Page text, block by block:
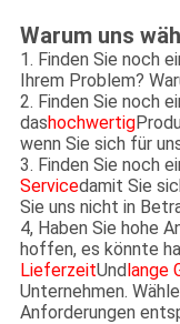
Warum uns
1. Finden Sie noch
Ihrem Problem?
2. Finden Sie noch
dashochwertig
wenn Sie sich für
3. Finden Sie noch
Servicedamit Sie
Sie uns nicht in
4, Haben Sie hohe
hoffen, es könnte
LieferzeitUnd lange
Unternehmen.
Anforderungen